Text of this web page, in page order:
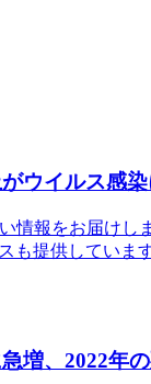
ウイルス感
情報をお届けし
も提供していま
増、2022年